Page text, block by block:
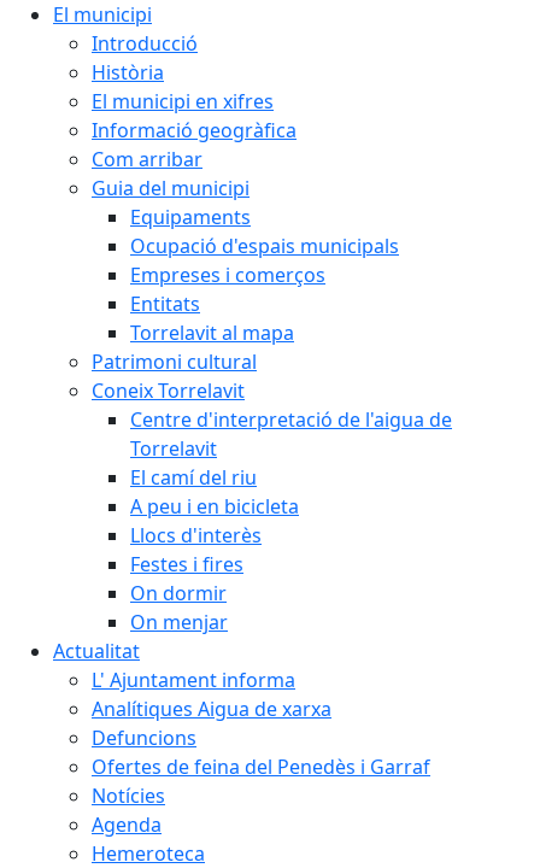
El municipi
Introducció
Història
El municipi en xifres
Informació geogràfica
Com arribar
Guia del municipi
Equipaments
Ocupació d'espais municipals
Empreses i comerços
Entitats
Torrelavit al mapa
Patrimoni cultural
Coneix Torrelavit
Centre d'interpretació de l'aigua de
Torrelavit
El camí del riu
A peu i en bicicleta
Llocs d'interès
Festes i fires
On dormir
On menjar
Actualitat
L' Ajuntament informa
Analítiques Aigua de xarxa
Defuncions
Ofertes de feina del Penedès i Garraf
Notícies
Agenda
Hemeroteca